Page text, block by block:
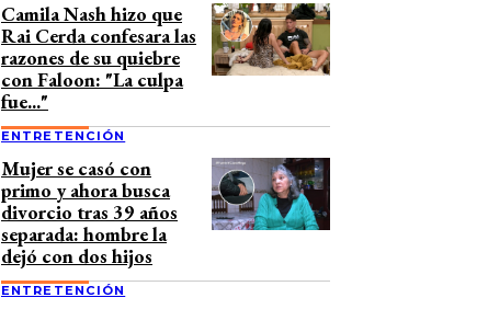
Camila Nash hizo que
Rai Cerda confesara las
razones de su quiebre
con Faloon: "La culpa
fue..."
ENTRETENCIÓN
Mujer se casó con
primo y ahora busca
divorcio tras 39 años
separada: hombre la
dejó con dos hijos
ENTRETENCIÓN